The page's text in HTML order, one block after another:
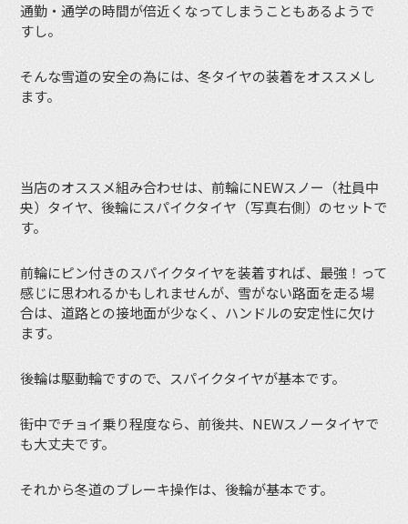
通勤・通学の時間が倍近くなってしまうこともあるようで
すし。
そんな雪道の安全の為には、冬タイヤの装着をオススメし
ます。
当店のオススメ組み合わせは、前輪にNEWスノー（社員中
央）タイヤ、後輪にスパイクタイヤ（写真右側）のセットで
す。
前輪にピン付きのスパイクタイヤを装着すれば、最強！って
感じに思われるかもしれませんが、雪がない路面を走る場
合は、道路との接地面が少なく、ハンドルの安定性に欠け
ます。
後輪は駆動輪ですので、スパイクタイヤが基本です。
街中でチョイ乗り程度なら、前後共、NEWスノータイヤで
も大丈夫です。
それから冬道のブレーキ操作は、後輪が基本です。